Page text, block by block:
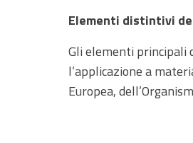
Elementi distintivi
Gli elementi principali
l’applicazione a
Europea,